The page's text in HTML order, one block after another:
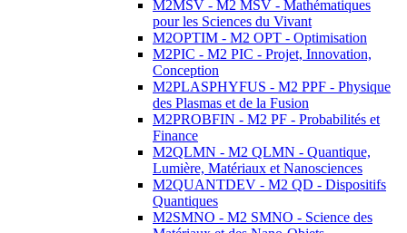
M2MSV - M2 MSV - Mathématiques
pour les Sciences du Vivant
M2OPTIM - M2 OPT - Optimisation
M2PIC - M2 PIC - Projet, Innovation,
Conception
M2PLASPHYFUS - M2 PPF - Physique
des Plasmas et de la Fusion
M2PROBFIN - M2 PF - Probabilités et
Finance
M2QLMN - M2 QLMN - Quantique,
Lumière, Matériaux et Nanosciences
M2QUANTDEV - M2 QD - Dispositifs
Quantiques
M2SMNO - M2 SMNO - Science des